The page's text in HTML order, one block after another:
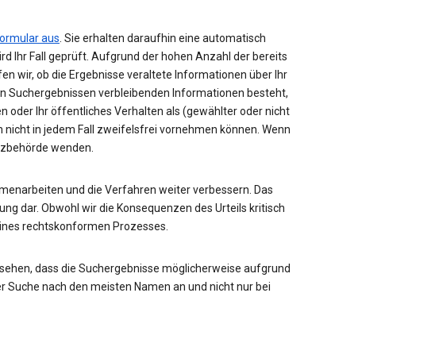
aus . Sie erhalten daraufhin eine automatisch
Ihr Fall geprüft. Aufgrund der hohen Anzahl der bereits
wir, ob die Ergebnisse veraltete Informationen über Ihr
Suchergebnissen verbleibenden Informationen besteht,
oder Ihr öffentliches Verhalten als (gewählter oder nicht
in jedem Fall zweifelsfrei vornehmen können. Wenn
wenden.
und die Verfahren weiter verbessern. Das
dar. Obwohl wir die Konsequenzen des Urteils kritisch
rechtskonformen Prozesses.
dass die Suchergebnisse möglicherweise aufgrund
nach den meisten Namen an und nicht nur bei